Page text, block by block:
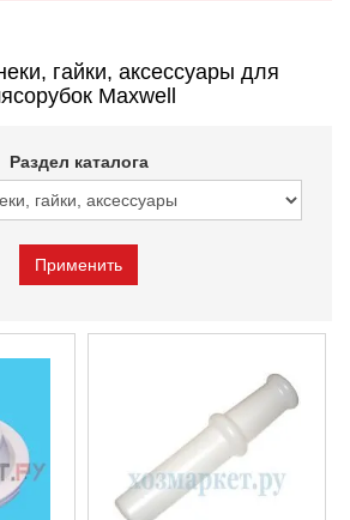
гайки, аксессуары для
Maxwell
Раздел каталога